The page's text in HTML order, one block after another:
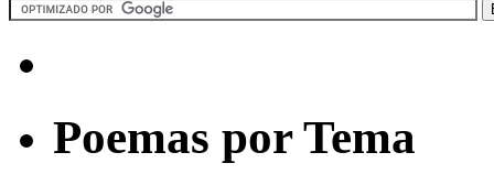
Poemas por Tema